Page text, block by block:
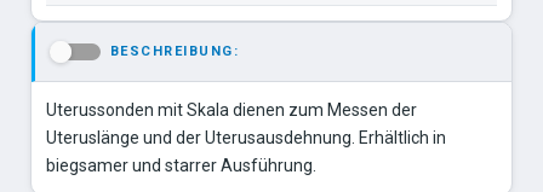
BESCHREIBUNG:
Uterussonden mit Skala dienen zum Messen der
Uteruslänge und der Uterusausdehnung. Erhältlich in